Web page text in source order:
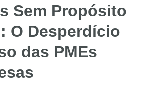
Sem Propósito
O Desperdício
das PMEs